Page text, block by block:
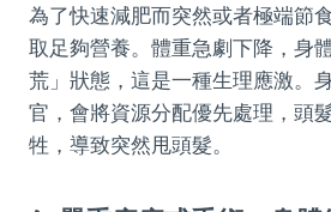
為了快速減肥而突然或者極端節
取足夠營養。體重急劇下降，身
荒」狀態，這是一種生理應激。
官，會將資源分配優先處理，頭
牲，導致突然甩頭髮。